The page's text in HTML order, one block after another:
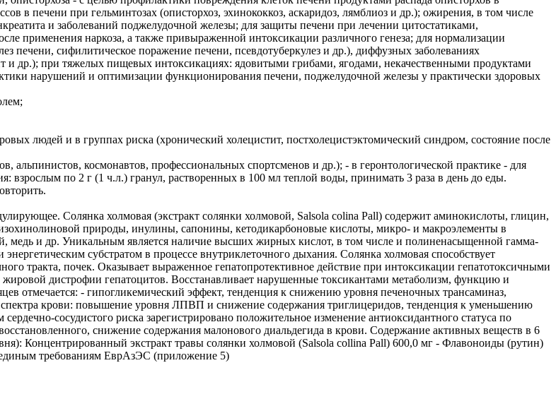
в печени при гельминтозах (описторхоз, эхинококкоз, аскаридоз, лямблиоз и др.); ожирения, в том числе
и заболеваний поджелудочной железы; для защиты печени при лечении цитостатиками,
применения наркоза, а также привыраженной интоксикации различного генеза; для нормализации
печени, сифилитическое поражение печени, псевдотуберкулез и др.), диффузных заболеваниях
и др.); при тяжелых пищевых интоксикациях: ядовитыми грибами, ягодами, некачественными продуктами
нарушений и оптимизации функционирования печени, поджелудочной железы у практически здоровых
людей и в группах риска (хронический холецистит, постхолецистэктомический синдром, состояние после
альпинистов, космонавтов, профессиональных спортсменов и др.); - в геронтологической практике - для
взрослым по 2 г (1 ч.л.) гранул, растворенных в 100 мл теплой воды, принимать 3 раза в день до еды.
Солянка холмовая (экстракт солянки холмовой, Salsola colina Pall) содержит аминокислоты, глицин,
природы, инулины, сапонины, кетодикарбоновые кислоты, микро- и макроэлементы в
медь и др. Уникальным является наличие высших жирных кислот, в том числе и полиненасыщенной гамма-
субстратом в процессе внутриклеточного дыхания. Солянка холмовая способствует
тракта, почек. Оказывает выраженное гепатопротективное действие при интоксикации гепатотоксичными
дистрофии гепатоцитов. Восстанавливает нарушенные токсикантами метаболизм, функцию и
отмечается: - гипогликемический эффект, тенденция к снижению уровня печеночных трансаминаз,
крови: повышение уровня ЛПВП и снижение содержания триглицеридов, тенденция к уменьшению
сосудистого риска зарегистрировано положительное изменение антиоксидантного статуса по
снижение содержания малонового диальдегида в крови. Содержание активных веществ в 6
Концентрированный экстракт травы солянки холмовой (Salsola collina Pall) 600,0 мг - Флавоноиды (рутин)
требованиям ЕврАзЭС (приложение 5)